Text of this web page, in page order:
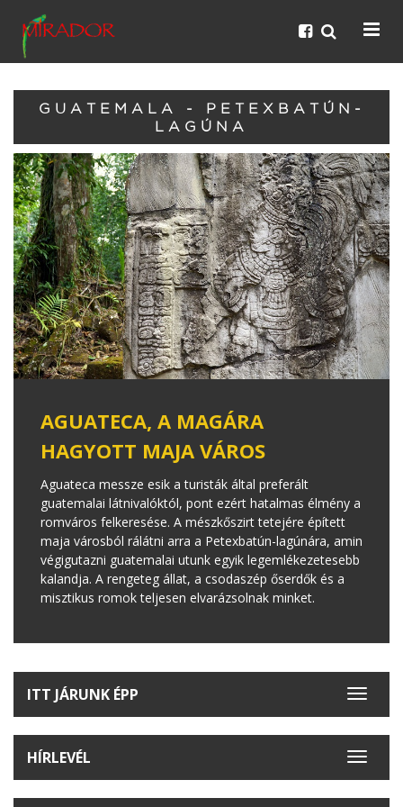
GUATEMALA - PETEXBATÚN-
LAGÚNA
AGUATECA, A MAGÁRA
HAGYOTT MAJA VÁROS
Aguateca messze esik a turisták által preferált
guatemalai látnivalóktól, pont ezért hatalmas élmény a
romváros felkeresése. A mészkőszirt tetejére épített
maja városból rálátni arra a Petexbatún-lagúnára, amin
végigutazni guatemalai utunk egyik legemlékezetesebb
kalandja. A rengeteg állat, a csodaszép őserdők és a
misztikus romok teljesen elvarázsolnak minket.
Toggle
ITT JÁRUNK ÉPP
Toggle
HÍRLEVÉL